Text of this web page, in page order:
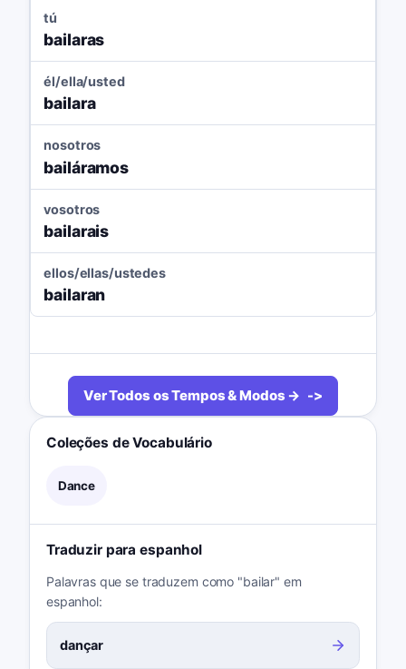
tú
bailaras
él/ella/usted
bailara
nosotros
bailáramos
vosotros
bailarais
ellos/ellas/ustedes
bailaran
Ver Todos os Tempos & Modos →
Coleções de Vocabulário
Dance
Traduzir para espanhol
Palavras que se traduzem como "bailar" em
espanhol:
dançar